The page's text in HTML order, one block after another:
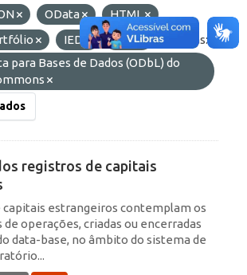
OData
HTML
IED ROF
Licenças:
para Bases de Dados (ODbL) do
registros de capitais
capitais estrangeiros contemplam os
operações, criadas ou encerradas
data-base, no âmbito do sistema de